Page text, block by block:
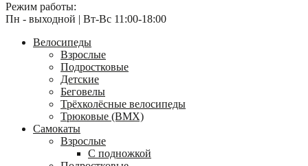
Режим работы:
Пн - выходной | Вт-Вс 11:00-18:00
Велосипеды
Взрослые
Подростковые
Детские
Беговелы
Трёхколёсные велосипеды
Трюковые (BMX)
Самокаты
Взрослые
С подножкой